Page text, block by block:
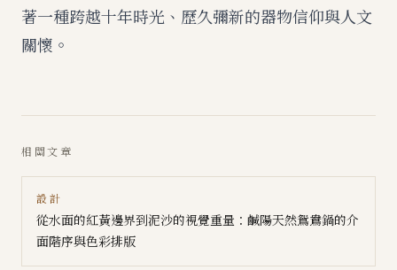
著一種跨越十年時光、歷久彌新的器物信仰與人文
關懷。
相關文章
設計
從水面的紅黃邊界到泥沙的視覺重量：鹹陽天然鴛鴦鍋的介
面階序與色彩排版